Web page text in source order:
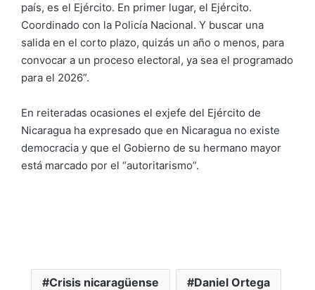
país, es el Ejército. En primer lugar, el Ejército.
Coordinado con la Policía Nacional. Y buscar una
salida en el corto plazo, quizás un año o menos, para
convocar a un proceso electoral, ya sea el programado
para el 2026”.
En reiteradas ocasiones el exjefe del Ejército de
Nicaragua ha expresado que en Nicaragua no existe
democracia y que el Gobierno de su hermano mayor
está marcado por el “autoritarismo”.
Crisis nicaragüense Daniel Ortega